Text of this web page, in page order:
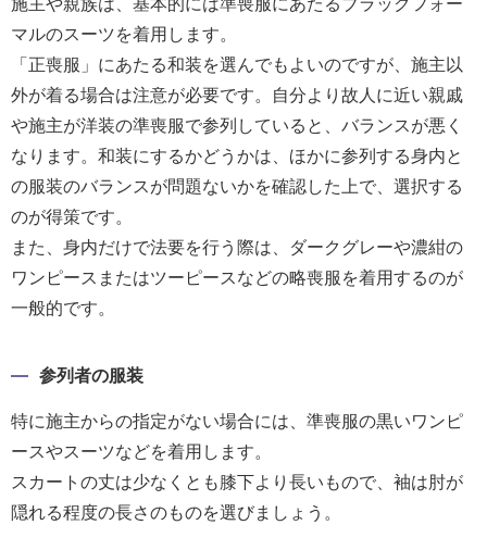
マルのスーツを着用します。
「正喪服」にあたる和装を選んでもよいのですが、施主以
外が着る場合は注意が必要です。自分より故人に近い親戚
や施主が洋装の準喪服で参列していると、バランスが悪く
なります。和装にするかどうかは、ほかに参列する身内と
の服装のバランスが問題ないかを確認した上で、選択する
のが得策です。
また、身内だけで法要を行う際は、ダークグレーや濃紺の
ワンピースまたはツーピースなどの略喪服を着用するのが
一般的です。
参列者の服装
特に施主からの指定がない場合には、準喪服の黒いワンピ
ースやスーツなどを着用します。
スカートの丈は少なくとも膝下より長いもので、袖は肘が
隠れる程度の長さのものを選びましょう。